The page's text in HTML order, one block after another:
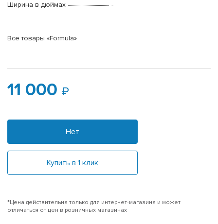
Ширина в дюймах
-
Все товары «Formula»
11 000
Нет
Купить в 1 клик
*Цена действительна только для интернет-магазина и может
отличаться от цен в розничных магазинах